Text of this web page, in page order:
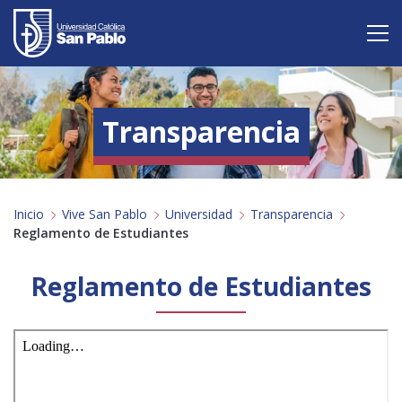
Vive San Pablo
Admisión
Carreras
Postgrado
Investigación
Servicio y proyección a la sociedad
Transparencia
Inicio Vive San Pablo Universidad
Transparencia
Reglamento de Estudiantes
Reglamento de Estudiantes